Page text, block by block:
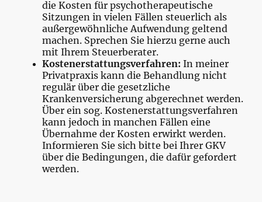
die Kosten für psychotherapeutische
Sitzungen in vielen Fällen steuerlich als
außergewöhnliche Aufwendung geltend
machen. Sprechen Sie hierzu gerne auch
mit Ihrem Steuerberater.
Kostenerstattungsverfahren: In meiner
Privatpraxis kann die Behandlung nicht
regulär über die gesetzliche
Krankenversicherung abgerechnet werden.
Über ein sog. Kostenerstattungsverfahren
kann jedoch in manchen Fällen eine
Übernahme der Kosten erwirkt werden.
Informieren Sie sich bitte bei Ihrer GKV
über die Bedingungen, die dafür gefordert
werden.